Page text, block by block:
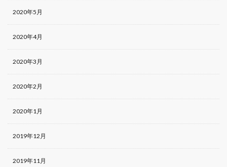
2020年5月
2020年4月
2020年3月
2020年2月
2020年1月
2019年12月
2019年11月